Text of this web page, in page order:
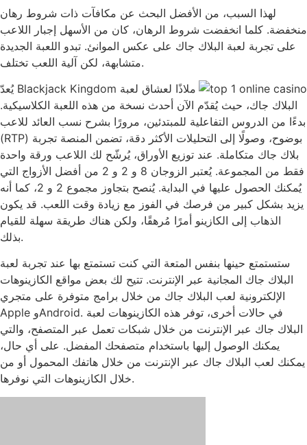
لهذا السبب، من الأفضل البحث عن مكافآت ذات شروط رهان
منخفضة. كلما انخفضت شروط الرهان، كان من الأسهل إجبار اللاعب
على تجربة لعبة البلاك جاك على عكس الموانئ. تبدو اللعبة الجديدة
متشابهة، لكن آلية اللعب تختلف.
يُعدّ Blackjack Kingdom ملاذًا لعشاق لعبة
البلاك جاك، حيث يُقدّم الآن أحدث نسخة من هذه اللعبة الكلاسيكية.
بدءًا من الدروس التفاعلية للمبتدئين، مرورًا بشرح نسب العائد للاعب
(RTP) بوضوح، وصولًا إلى التحليلات الأكثر دقة، تضمن المنصة تجربة
بلاك جاك متكاملة. عند توزيع الأوراق، يُرشّح لك اللاعب ورقة واحدة
فقط من المجموعة. يُعتبر الزوجان 8 و 2 و 2 من أفضل الأزواج التي
يُمكنك الحصول عليها في البداية. يُنصح بتجاوز مجموع 2 و 2، كما أنه
يزيد بشكل كبير من فرصك في الفوز مع زيادة وقت اللعب. قد يكون
الذهاب إلى الكازينو أمرًا مُرهقًا، ولكن هناك طريقة سهلة للقيام
بذلك.
ستستمتع حينها بنفس المتعة التي كنت تستمتع بها عند تجربة لعبة
البلاك جاك المجانية عبر الإنترنت. تتيح لك بعض مواقع الكازينوهات
الإلكترونية لعب البلاك جاك من خلال برامج متوفرة على متجري
Apple وAndroid. في حالات أخرى، توفر هذه الكازينوهات لعبة
البلاك جاك عبر الإنترنت من خلال شبكات تعمل عبر المتصفح، والتي
يمكنك الوصول إليها باستخدام متصفحك المفضل. على أي حال،
يمكنك لعب البلاك جاك عبر الإنترنت من خلال هاتفك المحمول أو من
خلال الكازينوهات التي نوفرها.